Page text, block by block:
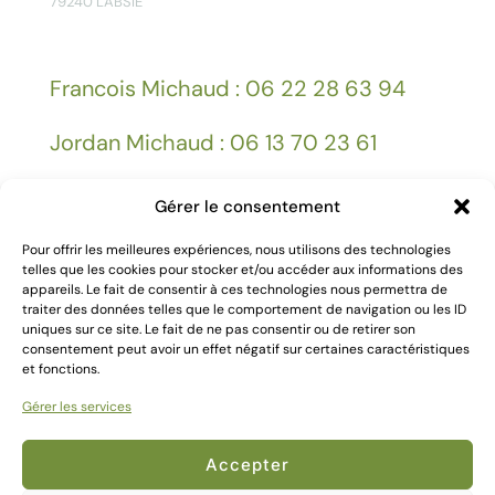
Gérer le consentement
Pour offrir les meilleures expériences, nous utilisons des technologies
telles que les cookies pour stocker et/ou accéder aux informations des
appareils. Le fait de consentir à ces technologies nous permettra de
traiter des données telles que le comportement de navigation ou les ID
uniques sur ce site. Le fait de ne pas consentir ou de retirer son
consentement peut avoir un effet négatif sur certaines caractéristiques
et fonctions.
Gérer les services
Accepter
Francois Michaud : 06 22 28 63 94
Jordan Michaud : 06 13 70 23 61
Mentions légales